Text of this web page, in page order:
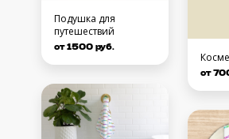
Подушка для
путешествий
от 1500 руб.
от